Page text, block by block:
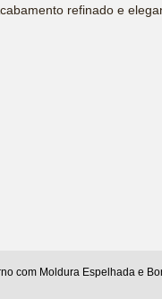
refinado e
com Moldura Espelhada e